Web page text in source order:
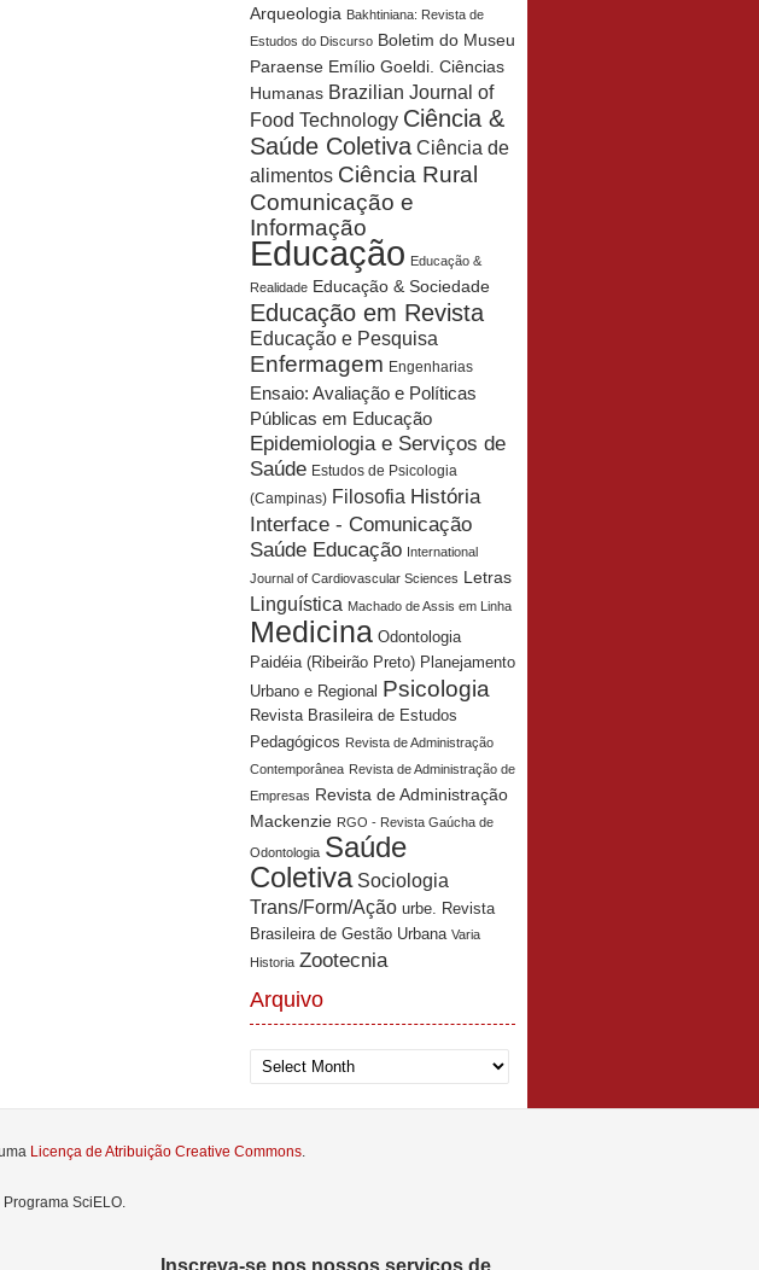
Arqueologia Bakhtiniana: Revista de
Estudos do Discurso Boletim do Museu
Paraense Emílio Goeldi. Ciências
Humanas Brazilian Journal of
Food Technology Ciência &
Saúde Coletiva Ciência de
alimentos Ciência Rural
Comunicação e
Informação
Educação Educação &
Realidade Educação & Sociedade
Educação em Revista
Educação e Pesquisa
Enfermagem Engenharias
Ensaio: Avaliação e Políticas
Públicas em Educação
Epidemiologia e Serviços de
Saúde Estudos de Psicologia
(Campinas) Filosofia História
Interface - Comunicação
Saúde Educação International
Journal of Cardiovascular Sciences Letras
Linguística Machado de Assis em Linha
Medicina Odontologia
Paidéia (Ribeirão Preto) Planejamento
Urbano e Regional Psicologia
Revista Brasileira de Estudos
Pedagógicos Revista de Administração
Contemporânea Revista de Administração de
Empresas Revista de Administração
Mackenzie RGO - Revista Gaúcha de
Odontologia Saúde
Coletiva Sociologia
Trans/Form/Ação urbe. Revista
Brasileira de Gestão Urbana Varia
Historia Zootecnia
Arquivo
Arquivo
Licença de Atribuição Creative Commons.
SciELO.
Inscreva-se nos nossos serviços de